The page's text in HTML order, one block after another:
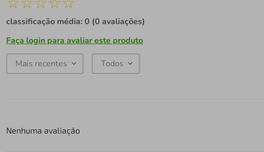
classificação média: 0 (0 avaliações)
Faça login para avaliar este produto
Mais recentes Todos
Nenhuma avaliação